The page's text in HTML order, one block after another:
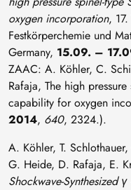
oxygen incorporation,
Festkörperchemie und
Germany, 15.09. –
ZAAC: A. Köhler, C.
Rafaja, The high
capability for oxygen
2014, 640, 2324.).
A. Köhler, T.
G. Heide, D. Rafaja, E.
Shockwave-Synthesized γ